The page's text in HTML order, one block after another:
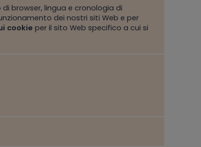
browser, lingua e cronologia di
dei nostri siti Web e per
cookie per il sito Web specifico a cui si